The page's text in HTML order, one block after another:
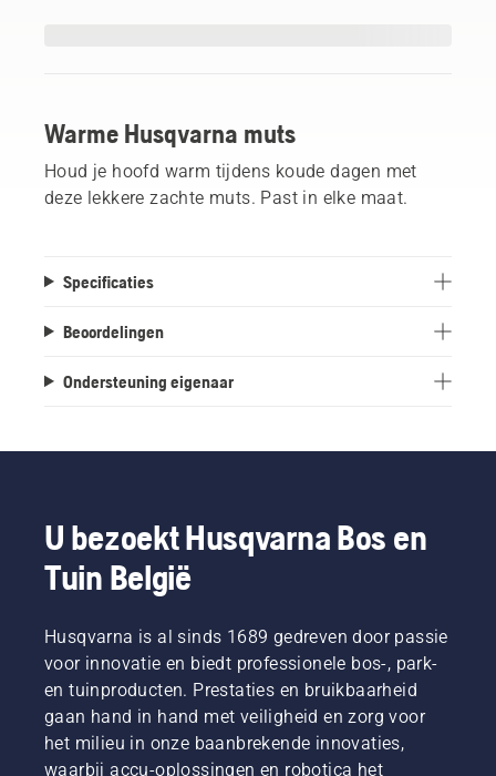
Warme Husqvarna muts
Houd je hoofd warm tijdens koude dagen met
deze lekkere zachte muts. Past in elke maat.
Specificaties
Beoordelingen
Ondersteuning eigenaar
U bezoekt Husqvarna Bos en
Tuin België
Husqvarna is al sinds 1689 gedreven door passie
voor innovatie en biedt professionele bos-, park-
en tuinproducten. Prestaties en bruikbaarheid
gaan hand in hand met veiligheid en zorg voor
het milieu in onze baanbrekende innovaties,
waarbij accu-oplossingen en robotica het